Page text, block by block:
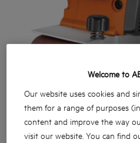
Welcome to
Our website uses cookies and
them for a range of purposes
content and improve the way
visit our website. You can find